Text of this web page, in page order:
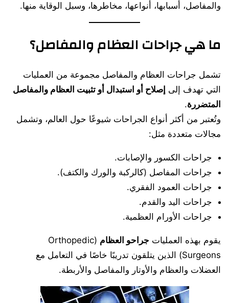
والمفاصل، أسبابها، أنواعها، مخاطرها، وسبل الوقاية منها.
ما هي جراحات العظام والمفاصل؟
تشمل جراحات العظام والمفاصل مجموعة من العمليات
التي تهدف إلى إصلاح أو استبدال أو تثبيت العظام والمفاصل
المتضررة.
وتُعتبر من أكثر أنواع الجراحات شيوعًا حول العالم، وتشمل
مجالات متعددة مثل:
جراحات الكسور والإصابات.
جراحات المفاصل (كالركبة والورك والكتف).
جراحات العمود الفقري.
جراحات اليد والقدم.
جراحات الأورام العظمية.
يقوم بهذه العمليات جراحو العظام (Orthopedic
Surgeons) الذين يتلقون تدريبًا خاصًا في التعامل مع
العضلات والعظام والأوتار والمفاصل والأربطة.